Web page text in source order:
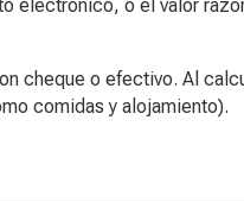
electrónico, o el valor
cheque o efectivo. Al
comidas y alojamiento).